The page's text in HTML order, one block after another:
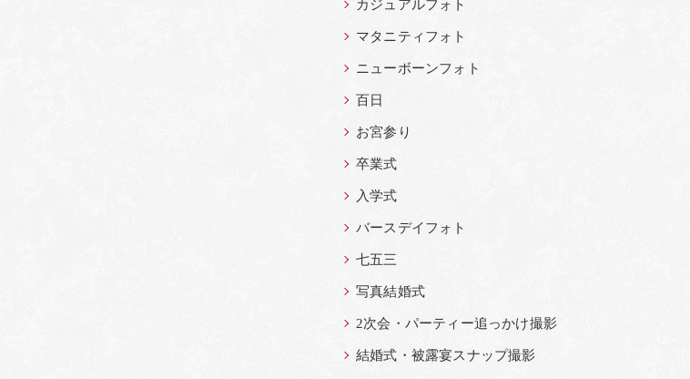
カジュアルフォト
マタニティフォト
ニューボーンフォト
百日
お宮参り
卒業式
入学式
バースデイフォト
七五三
写真結婚式
2次会・パーティー追っかけ撮影
結婚式・被露宴スナップ撮影